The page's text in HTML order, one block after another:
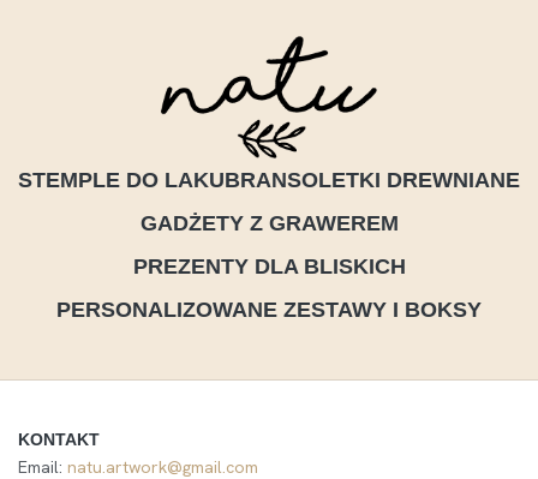
STEMPLE DO LAKUBRANSOLETKI DREWNIANE
GADŻETY Z GRAWEREM
PREZENTY DLA BLISKICH
PERSONALIZOWANE ZESTAWY I BOKSY
KONTAKT
Email: natu.artwork@gmail.com